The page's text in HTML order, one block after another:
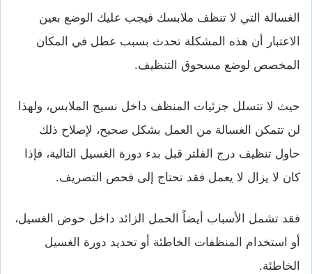
الغسالة التي لا تنظف ملابسك فيجب عليك الوضع بعين
الاعتبار أن هذه المشكلة تحدث بسبب عطل في المكان
المخصص لوضع مسحوق التنظيف.
حيث لا تتسلل جزئيات المنظف داخل نسيج الملابس، ولهذا
لن تتمكن الغسالة من العمل بشكل صحيح، لإصلاح ذلك
حاول تنظيف درج الفلتر قبل بدء دورة الغسيل التالية، فإذا
كان لا يزال لا يعمل فقد تحتاج إلى فحص التصريف.
فقد تشمل الأسباب أيضاً الحمل الزائد داخل حوض الغسيل،
أو استخدام المنظفات الخاطئة أو تحديد دورة الغسيل
الخاطئة.